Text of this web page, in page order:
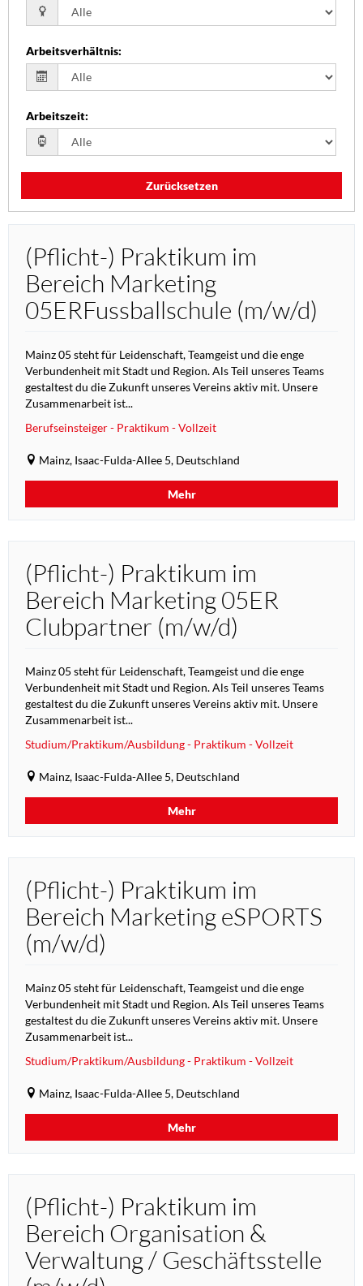
Arbeitsverhältnis:
Arbeitszeit:
Zurücksetzen
(Pflicht-) Praktikum im
Bereich Marketing
05ERFussballschule (m/w/d)
Mainz 05 steht für Leidenschaft, Teamgeist und die enge
Verbundenheit mit Stadt und Region. Als Teil unseres Teams
gestaltest du die Zukunft unseres Vereins aktiv mit. Unsere
Zusammenarbeit ist...
Berufseinsteiger - Praktikum - Vollzeit
Mainz, Isaac-Fulda-Allee 5, Deutschland
Mehr
(Pflicht-) Praktikum im
Bereich Marketing 05ER
Clubpartner (m/w/d)
Mainz 05 steht für Leidenschaft, Teamgeist und die enge
Verbundenheit mit Stadt und Region. Als Teil unseres Teams
gestaltest du die Zukunft unseres Vereins aktiv mit. Unsere
Zusammenarbeit ist...
Studium/Praktikum/Ausbildung - Praktikum - Vollzeit
Mainz, Isaac-Fulda-Allee 5, Deutschland
Mehr
(Pflicht-) Praktikum im
Bereich Marketing eSPORTS
(m/w/d)
Mainz 05 steht für Leidenschaft, Teamgeist und die enge
Verbundenheit mit Stadt und Region. Als Teil unseres Teams
gestaltest du die Zukunft unseres Vereins aktiv mit. Unsere
Zusammenarbeit ist...
Studium/Praktikum/Ausbildung - Praktikum - Vollzeit
Mainz, Isaac-Fulda-Allee 5, Deutschland
Mehr
(Pflicht-) Praktikum im
Bereich Organisation &
Verwaltung / Geschäftsstelle